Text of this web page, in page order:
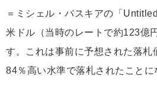
＝ミシェル・バスキアの「
米ドル（当時のレートで約123億
す。これは事前に予想された落札
84％高い水準で落札されたことに